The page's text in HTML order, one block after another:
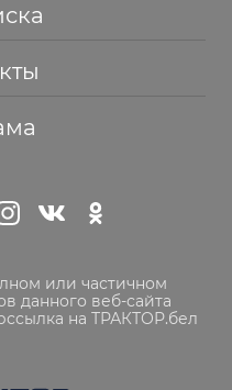
или частичном
данного веб-сайта
на ТРАКТОР.бел